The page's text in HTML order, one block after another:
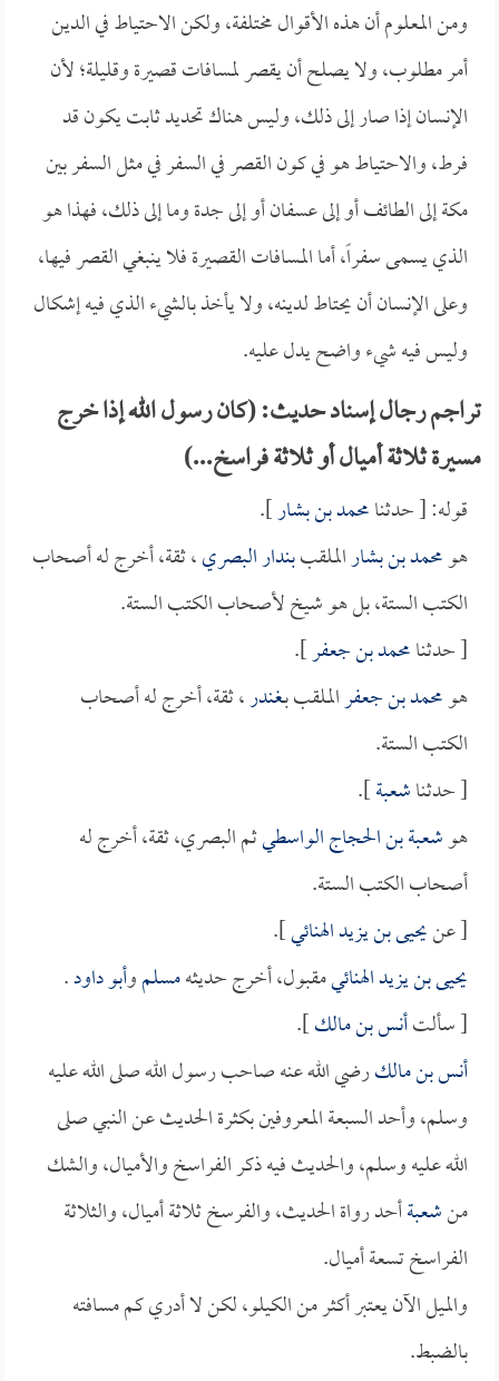
ومن المعلوم أن هذه الأقوال مختلفة، ولكن الاحتياط في الدين
أمر مطلوب، ولا يصلح أن يقصر لمسافات قصيرة وقليلة؛ لأن
الإنسان إذا صار إلى ذلك، وليس هناك تحديد ثابت يكون قد
فرط، والاحتياط هو في كون القصر في السفر في مثل السفر بين
مكة إلى الطائف أو إلى عسفان أو إلى جدة وما إلى ذلك، فهذا هو
الذي يسمى سفراً، أما المسافات القصيرة فلا ينبغي القصر فيها،
وعلى الإنسان أن يحتاط لدينه، ولا يأخذ بالشيء الذي فيه إشكال
وليس فيه شيء واضح يدل عليه.
تراجم رجال إسناد حديث: (كان رسول الله إذا خرج
مسيرة ثلاثة أميال أو ثلاثة فراسخ...)
قوله: [ حدثنامحمد بن بشار].
هومحمد بن بشارالملقببندار البصري، ثقة، أخرج له أصحاب
الكتب الستة، بل هو شيخ لأصحاب الكتب الستة.
[ حدثنامحمد بن جعفر].
هومحمد بن جعفرالملقب بـغندر، ثقة، أخرج له أصحاب
الكتب الستة.
[ حدثناشعبة].
هوشعبة بن الحجاج الواسطيثم البصري، ثقة، أخرج له
أصحاب الكتب الستة.
[ عنيحيى بن يزيد الهنائي].
يحيى بن يزيد الهنائيمقبول، أخرج حديثهمسلموأبو داود.
[ سألتأنس بن مالك].
أنس بن مالكرضي الله عنه صاحب رسول الله صلى الله عليه
وسلم، وأحد السبعة المعروفين بكثرة الحديث عن النبي صلى
الله عليه وسلم، والحديث فيه ذكر الفراسخ والأميال، والشك
منشعبةأحد رواة الحديث، والفرسخ ثلاثة أميال، والثلاثة
الفراسخ تسعة أميال.
والميل الآن يعتبر أكثر من الكيلو، لكن لا أدري كم مسافته
بالضبط.